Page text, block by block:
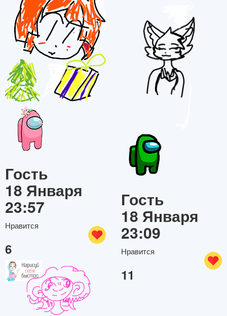
Гость
18 Января
23:57
Нравится
6
Гость
18 Января
23:09
Нравится
11